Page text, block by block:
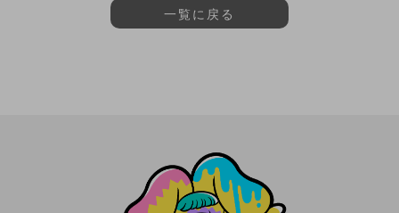
一覧に戻る